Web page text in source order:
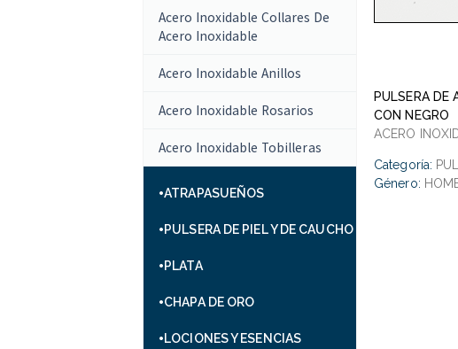
Acero Inoxidable Collares De
Acero Inoxidable
Acero Inoxidable Anillos
Acero Inoxidable Rosarios
Acero Inoxidable Tobilleras
ATRAPASUEÑOS
PULSERA DE PIEL Y DE CAUCHO
PLATA
CHAPA DE ORO
LOCIONES Y ESENCIAS
PULSERA DE
CON NEGRO
ACERO
Categoría:
Género: